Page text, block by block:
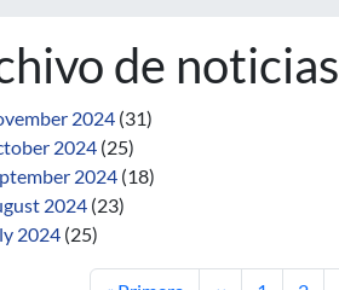
de noticias
2024 (31)
2024 (25)
2024 (18)
2024 (23)
2024 (25)